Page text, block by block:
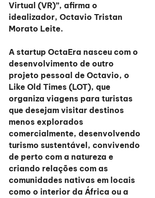
Virtual (VR)”, afirma o
idealizador, Octavio Tristan
Morato Leite.
A startup OctaEra nasceu com o
desenvolvimento de outro
projeto pessoal de Octavio, o
Like Old Times (LOT), que
organiza viagens para turistas
que desejam visitar destinos
menos explorados
comercialmente, desenvolvendo
turismo sustentável, convivendo
de perto com a natureza e
criando relações com as
comunidades nativas em locais
como o interior da África ou a